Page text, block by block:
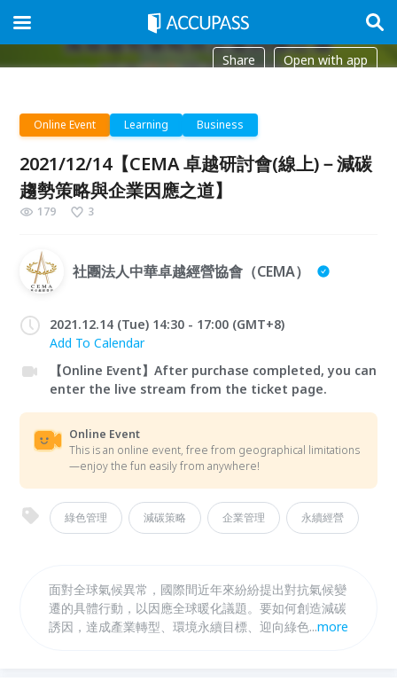
Share Open with app
Online Event Learning Business
2021/12/14【CEMA 卓越研討會(線上)－減碳
趨勢策略與企業因應之道】
179 3
社團法人中華卓越經營協會（CEMA）
2021.12.14 (Tue) 14:30 - 17:00 (GMT+8)
Add To Calendar
【Online Event】After purchase completed, you can
enter the live stream from the ticket page.
Online Event
This is an online event, free from geographical limitations
—enjoy the fun easily from anywhere!
綠色管理 減碳策略 企業管理 永續經營
面對全球氣候異常，國際間近年來紛紛提出對抗氣候變
遷的具體行動，以因應全球暖化議題。要如何創造減碳
誘因，達成產業轉型、環境永續目標、迎向綠色減碳新
...more